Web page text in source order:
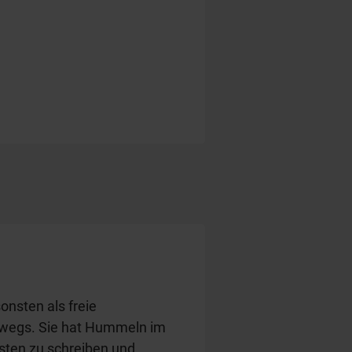
als freie
Sie hat Hummeln im
zu schreiben und